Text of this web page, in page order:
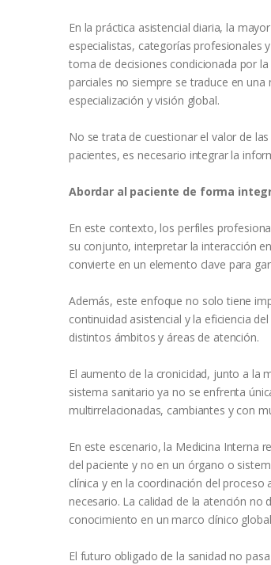
En la práctica asistencial diaria, la
especialistas, categorías profesionales
toma de decisiones condicionada por
parciales no siempre se traduce en
especialización y visión global.
No se trata de cuestionar el valor de
pacientes, es necesario integrar la
Abordar al paciente de forma
En este contexto, los perfiles
su conjunto, interpretar la interacción
convierte en un elemento clave para
Además, este enfoque no solo tiene
continuidad asistencial y la eficiencia
distintos ámbitos y áreas de atención.
El aumento de la cronicidad, junto a la
sistema sanitario ya no se enfrenta
multirrelacionadas, cambiantes y con
En este escenario, la Medicina Interna
del paciente y no en un órgano o
clínica y en la coordinación del
necesario. La calidad de la atención no
conocimiento en un marco clínico
El futuro obligado de la sanidad no